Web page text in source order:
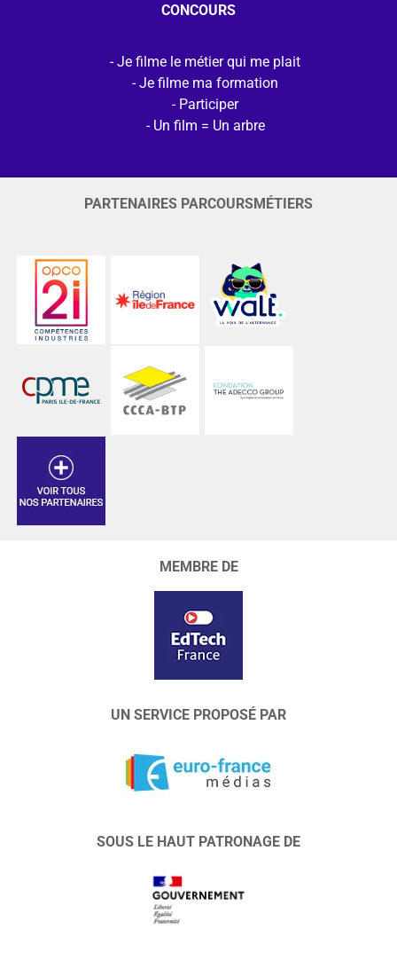
CONCOURS
Je filme le métier qui me plait
Je filme ma formation
Participer
Un film = Un arbre
PARTENAIRES PARCOURSMÉTIERS
MEMBRE DE
UN SERVICE PROPOSÉ PAR
SOUS LE HAUT PATRONAGE DE